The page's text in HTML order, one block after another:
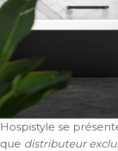
Hospistyle se
que distributeur